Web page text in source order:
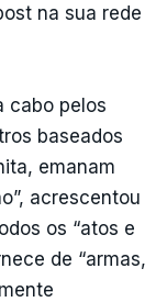
na sua rede
cabo pelos
baseados
emanam
acrescentou
os “atos e
de “armas,